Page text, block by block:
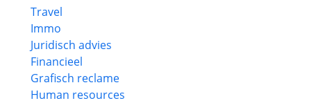
Travel
Immo
Juridisch advies
Financieel
Grafisch reclame
Human resources